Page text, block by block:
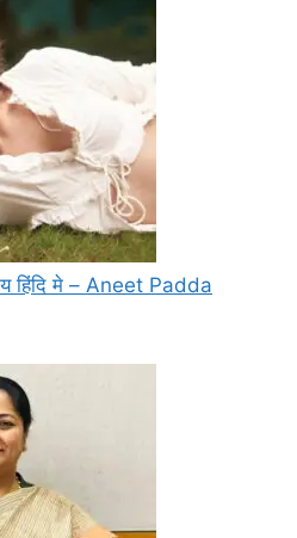
हिंदि मे – Aneet Padda